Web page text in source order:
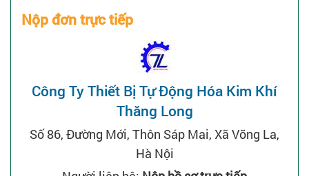
Nộp đơn trực tiếp
Công Ty Thiết Bị Tự Động Hóa Kim Khí
Thăng Long
Số 86, Đường Mới, Thôn Sáp Mai, Xã Võng La,
Hà Nội